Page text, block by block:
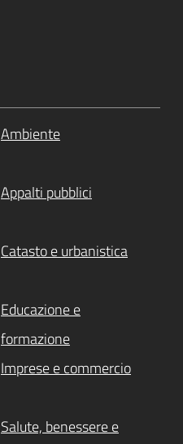
Ambiente
Appalti pubblici
Catasto e urbanistica
Educazione e
formazione
Imprese e commercio
Salute, benessere e